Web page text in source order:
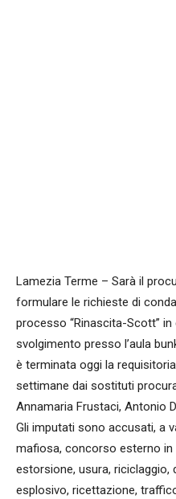
Lamezia Terme – Sarà il
formulare le richieste di
processo “Rinascita-Scott”
svolgimento presso l’aula
è terminata oggi la
settimane dai sostituti
Annamaria Frustaci, Antonio
Gli imputati sono accusati, a
mafiosa, concorso esterno
estorsione, usura, riciclaggio,
esplosivo, ricettazione,